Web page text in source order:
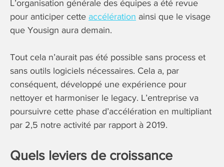
L’organisation générale des équipes a été revue
pour anticiper cette accélération ainsi que le visage
que Yousign aura demain.
Tout cela n’aurait pas été possible sans process et
sans outils logiciels nécessaires. Cela a, par
conséquent, développé une expérience pour
nettoyer et harmoniser le legacy. L’entreprise va
poursuivre cette phase d’accélération en multipliant
par 2,5 notre activité par rapport à 2019.
Quels leviers de croissance